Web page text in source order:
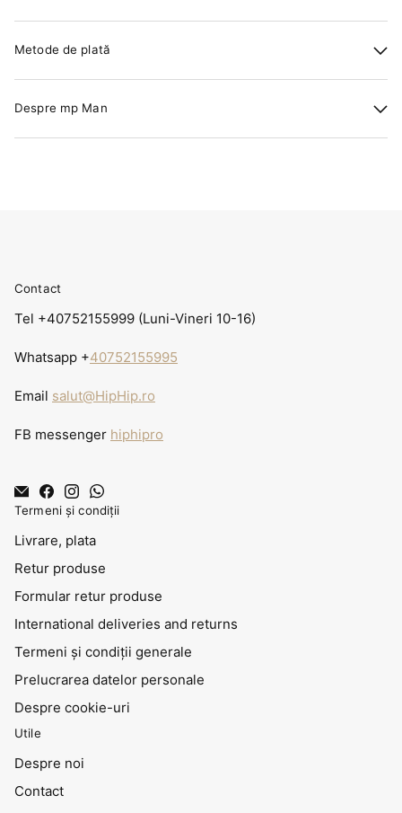
Metode de plată
Despre mp Man
Contact
Tel +40752155999 (Luni-Vineri 10-16)
Whatsapp +40752155995
Email salut@HipHip.ro
FB messenger hiphipro
Termeni și condiții
Livrare, plata
Retur produse
Formular retur produse
International deliveries and returns
Termeni și condiții generale
Prelucrarea datelor personale
Despre cookie-uri
Utile
Despre noi
Contact